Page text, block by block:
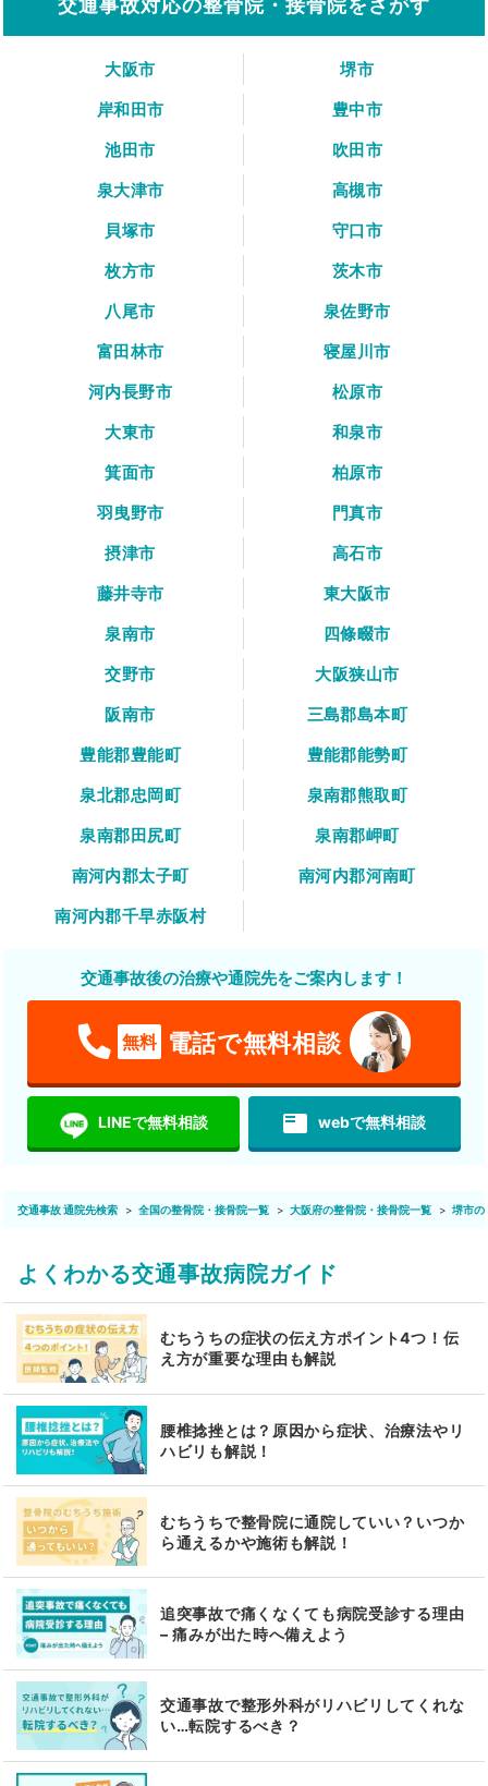
大阪市
堺市
岸和田市
豊中市
池田市
吹田市
泉大津市
高槻市
貝塚市
守口市
枚方市
茨木市
八尾市
泉佐野市
富田林市
寝屋川市
河内長野市
松原市
大東市
和泉市
箕面市
柏原市
羽曳野市
門真市
摂津市
高石市
藤井寺市
東大阪市
泉南市
四條畷市
交野市
大阪狭山市
阪南市
三島郡島本町
豊能郡豊能町
豊能郡能勢町
泉北郡忠岡町
泉南郡熊取町
泉南郡田尻町
泉南郡岬町
南河内郡太子町
南河内郡河南町
南河内郡千早赤阪村
交通事故後の治療や通院先をご案内します！
無料 電話で無料相談
LINEで無料相談 featured_play_list webで無料相談
交通事故 通院先検索 全国の整骨院・接骨院一覧 大阪府の整骨院・接骨院一覧 堺市の
よくわかる交通事故病院ガイド
むちうちの症状の伝え方ポイント4つ！伝
え方が重要な理由も解説
腰椎捻挫とは？原因から症状、治療法やリ
ハビリも解説！
むちうちで整骨院に通院していい？いつか
ら通えるかや施術も解説！
追突事故で痛くなくても病院受診する理由
– 痛みが出た時へ備えよう
交通事故で整形外科がリハビリしてくれな
い…転院するべき？